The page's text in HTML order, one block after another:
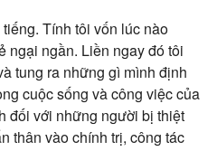
Tính tôi vốn lúc nào
ngại ngần. Liền ngay đó tôi
tung ra những gì mình định
cuộc sống và công việc của
đối với những người bị thiệt
thân vào chính trị, công tác